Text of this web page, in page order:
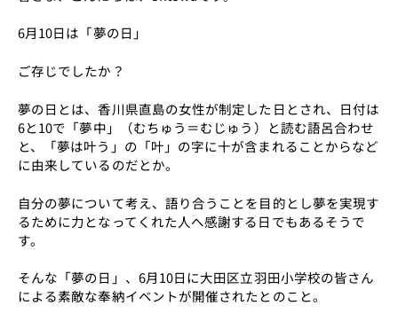
6月10日は「夢の日」
ご存じでしたか？
夢の日とは、香川県直島の女性が制定した日とされ、日付は
6と10で「夢中」（むちゅう＝むじゅう）と読む語呂合わせ
と、「夢は叶う」の「叶」の字に十が含まれることからなど
に由来しているのだとか。
自分の夢について考え、語り合うことを目的とし夢を実現す
るために力となってくれた人へ感謝する日でもあるそうで
す。
そんな「夢の日」、6月10日に大田区立羽田小学校の皆さん
による素敵な奉納イベントが開催されたとのこと。